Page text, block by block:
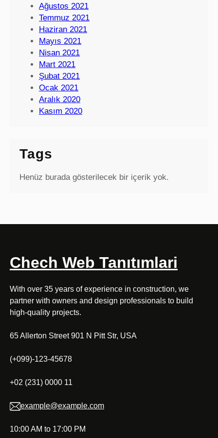
Ağustos 2021
Temmuz 2021
Haziran 2021
Mayıs 2021
Nisan 2021
Mart 2021
Şubat 2021
Ocak 2021
Aralık 2020
Kasım 2020
Tags
Henüz burada gösterilecek bir içerik yok.
Chech Web Tanıtımlari
With over 35 years of experience in construction, we
partner with owners and design professionals to build
high-quality projects.
65 Allerton Street 901 N Pitt Str, USA
(+099)-123-45678
+02 (231) 0000 11
example@example.com
10:00 AM to 17:00 PM